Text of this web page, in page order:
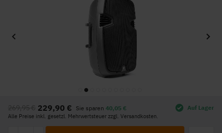
229,90 €
269,95 € Sie sparen 40,05 €
Alle Preise inkl. gesetzl. Mehrwertsteuer zzgl. Versandkosten.
Auf Lager
Bildgalerie
der
Bildgalerie